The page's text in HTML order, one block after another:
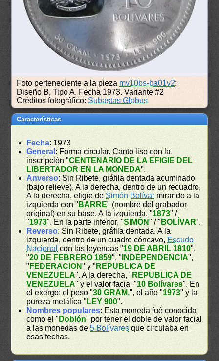
Foto perteneciente a la pieza mv10bs-ba01v2:
Diseño B, Tipo A. Fecha 1973. Variante #2
Créditos fotográfico:Subastas Globus
Características
Fecha: 1973
General : Forma circular. Canto liso con la
inscripción "CENTENARIO DE LA EFIGIE DEL
LIBERTADOR EN LA MONEDA".
Anverso: Sin Ribete, gráfila dentada acuminado
(bajo relieve). A la derecha, dentro de un recuadro,
A la derecha, efigie deSimón Bolívar mirando a la
izquierda con " BARRE" (nombre del grabador
original) en su base. A la izquierda, "1873" /
"1973". En la parte inferior, "SIMÓN" / " BOLÍVAR".
Reverso: Sin Ribete, gráfila dentada. A la
izquierda, dentro de un cuadro cóncavo, Escudo
Nacional con las leyendas "19 DE ABRIL 1810",
"20 DE FEBRERO 1859", " INDEPENDENCIA",
" FEDERACION" y " REPUBLICA DE
VENEZUELA". A la derecha, " REPUBLICA DE
VENEZUELA" y el valor facial "10 Bolívares". En
el exergo: el peso "30 GRAM.", el año "1973" y la
pureza metálica " LEY 900".
Nombres populares: Esta moneda fué conocida
como el " Doblón" por tener el doble de valor facial
a las monedas de5 Bolívares que circulaba en
esas fechas.